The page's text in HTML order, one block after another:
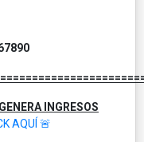
INGRESOS
AQUÍ 🚨